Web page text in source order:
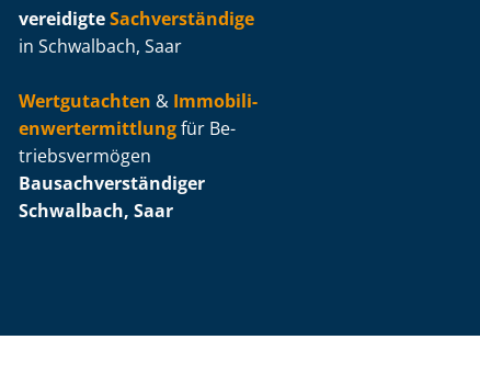
vereidigteSachverständige
in Schwalbach, Saar
Wertgutachten & Im­mo­bi­li­
en­wert­ermitt­lungfür Be­
triebs­ver­mö­gen
Bau­sach­ver­stän­di­ger
Schwalbach, Saar